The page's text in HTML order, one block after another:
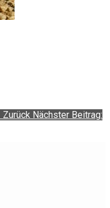
Zurück Nächster Beitrag: